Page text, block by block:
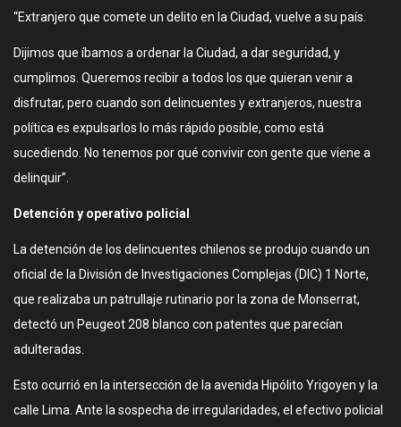
“Extranjero que comete un delito en la Ciudad, vuelve a su país.
Dijimos que íbamos a ordenar la Ciudad, a dar seguridad, y
cumplimos. Queremos recibir a todos los que quieran venir a
disfrutar, pero cuando son delincuentes y extranjeros, nuestra
política es expulsarlos lo más rápido posible, como está
sucediendo. No tenemos por qué convivir con gente que viene a
delinquir”.
Detención y operativo policial
La detención de los delincuentes chilenos se produjo cuando un
oficial de la División de Investigaciones Complejas (DIC) 1 Norte,
que realizaba un patrullaje rutinario por la zona de Monserrat,
detectó un Peugeot 208 blanco con patentes que parecían
adulteradas.
Esto ocurrió en la intersección de la avenida Hipólito Yrigoyen y la
calle Lima. Ante la sospecha de irregularidades, el efectivo policial